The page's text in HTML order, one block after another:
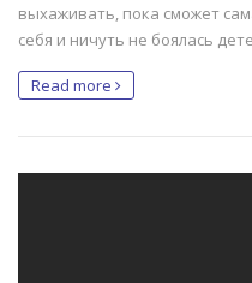
выхаживать, пока сможет
себя и ничуть не боялась
Read more